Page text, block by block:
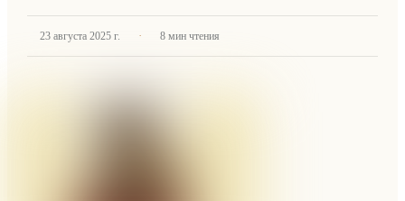
23 августа 2025 г. · 8 мин чтения